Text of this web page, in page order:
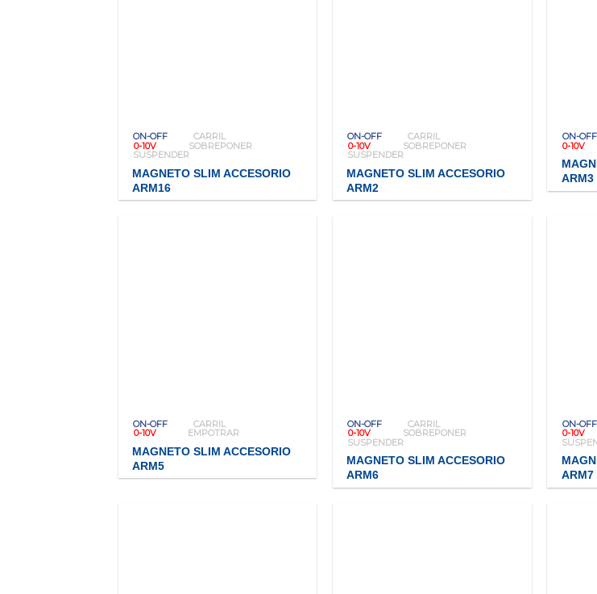
ON-OFF
CARRIL
0-10V
SOBREPONER
SUSPENDER
MAGNETO SLIM ACCESORIO
ARM16
ON-OFF
CARRIL
0-10V
SOBREPONER
SUSPENDER
MAGNETO SLIM ACCESORIO
ARM2
ON-OFF
0-10V
ARM3
ON-OFF
CARRIL
0-10V
EMPOTRAR
MAGNETO SLIM ACCESORIO
ARM5
ON-OFF
CARRIL
0-10V
SOBREPONER
SUSPENDER
MAGNETO SLIM ACCESORIO
ARM6
ON-OFF
0-10V
ARM7